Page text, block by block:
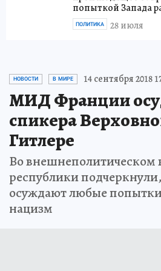
попыткой Запада
28 июля
ПОЛИТИКА
НОВОСТИ В МИРЕ 14 сентября 2018
МИД Франции
спикера
Гитлере
Во внешнеполитическом
республики
осуждают любые
нацизм